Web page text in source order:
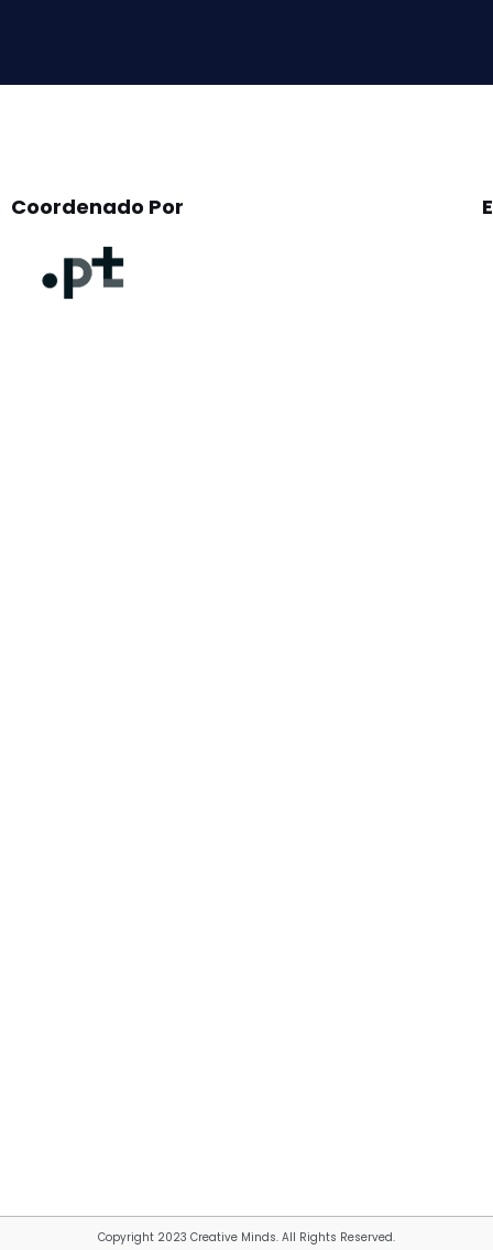
Coordenado Por
Copyright 2023 Creative Minds. All Rights Reserved.